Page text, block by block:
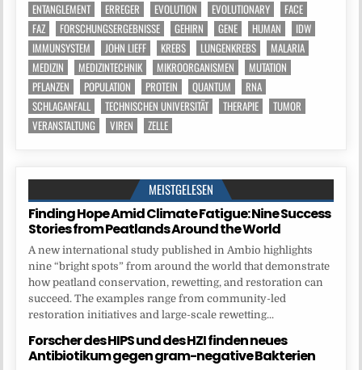
ENTANGLEMENT
ERREGER EVOLUTION EVOLUTIONARY
FACE
FAZ
FORSCHUNGSERGEBNISSE GEHIRN GENE HUMAN
IDW
IMMUNSYSTEM
JOHN LIEFF KREBS LUNGENKREBS
MALARIA
MEDIZIN
MEDIZINTECHNIK MIKROORGANISMEN
MUTATION
PFLANZEN
POPULATION PROTEIN QUANTUM
RNA
SCHLAGANFALL
TECHNISCHEN UNIVERSITÄT THERAPIE
TUMOR
VERANSTALTUNG
VIREN ZELLE
MEISTGELESEN
Finding Hope Amid Climate Fatigue: Nine Success
Stories from Peatlands Around the World
A new international study published in Ambio highlights
nine “bright spots” from around the world that demonstrate
how peatland conservation, rewetting, and restoration can
succeed. The examples range from community-led
restoration initiatives and large-scale rewetting...
Forscher des HIPS und des HZI finden neues
Antibiotikum gegen gram-negative Bakterien